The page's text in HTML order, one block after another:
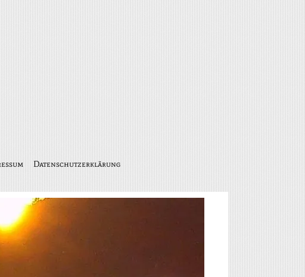
Datenschutzerklärung